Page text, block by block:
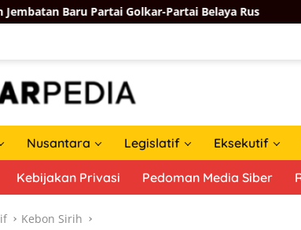
Golkar-Partai Belaya Rus Ulang Tahun
Nusantara Legislatif Eksekutif
Kebijakan Privasi Pedoman Media Siber
Kebon Sirih